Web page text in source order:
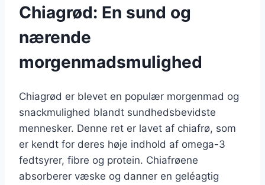
Chiagrød: En sund og
nærende
morgenmadsmulighed
Chiagrød er blevet en populær morgenmad og
snackmulighed blandt sundhedsbevidste
mennesker. Denne ret er lavet af chiafrø, som
er kendt for deres høje indhold af omega-3
fedtsyrer, fibre og protein. Chiafrøene
absorberer væske og danner en geléagtig